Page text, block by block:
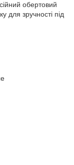
обертовий
для зручності під